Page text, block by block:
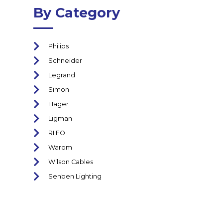
By Category
Philips
Schneider
Legrand
Simon
Hager
Ligman
RIIFO
Warom
Wilson Cables
Senben Lighting